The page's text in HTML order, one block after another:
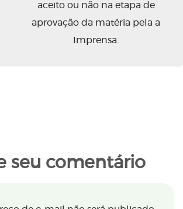
aceito ou não na etapa de
aprovação da matéria pela a
Imprensa.
seu comentário